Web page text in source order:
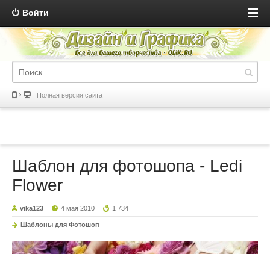
Войти
Полная версия сайта
Шаблон для фотошопа - Ledi
Flower
vika123 4 мая 2010 1 734
Шаблоны для Фотошоп